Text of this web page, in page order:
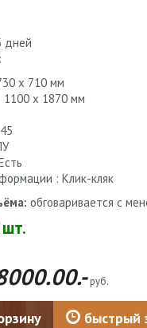
дней
x 710 мм
1100 х 1870 мм
: Клик-кляк
обговаривается с
шт.
руб.
быстрый